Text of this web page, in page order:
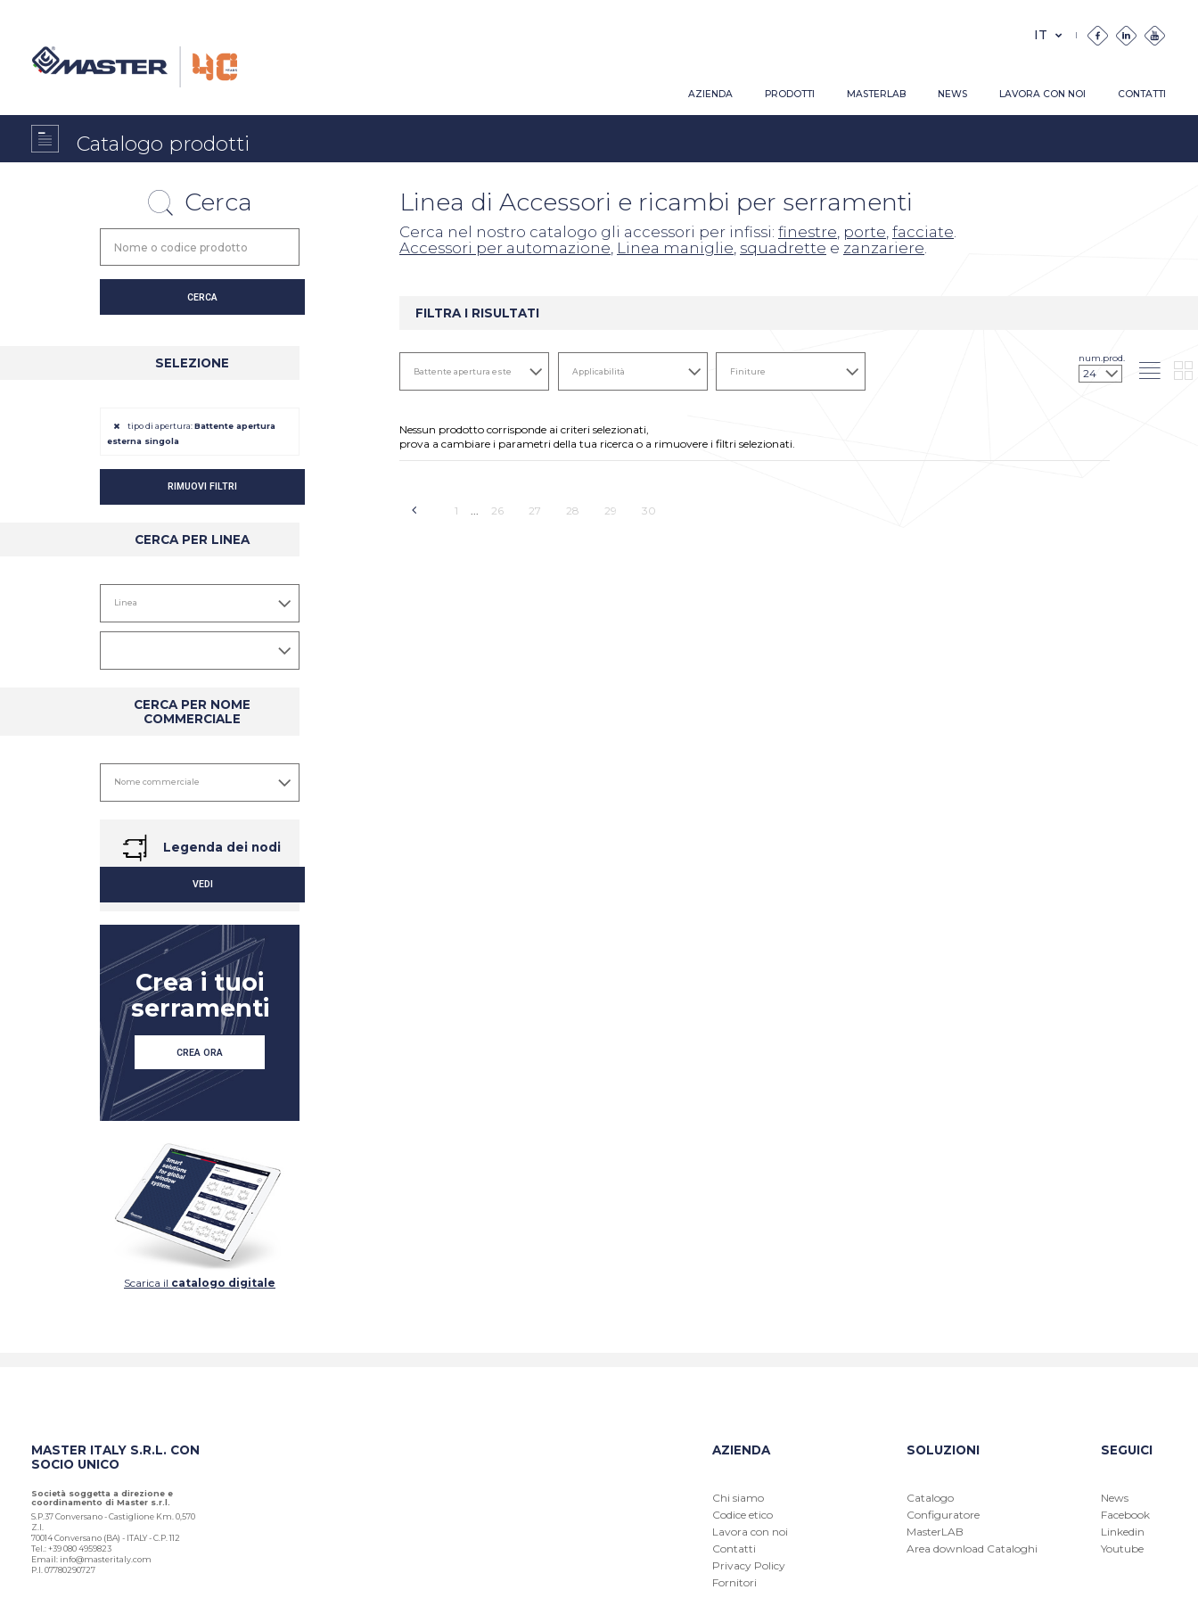
AZIENDA PRODOTTI MASTERLAB NEWS LAVORA CON NOI CONTATTI
Catalogo prodotti
Cerca
SELEZIONE
tipo di apertura:Battente apertura
esterna singola
RIMUOVI FILTRI
CERCA PER LINEA
CERCA PER NOME
COMMERCIALE
Legenda dei nodi
VEDI
Crea i tuoi
serramenti
CREA ORA
Scarica il catalogo digitale
Linea di Accessori e ricambi per serramenti
Cerca nel nostro catalogo gli accessori per infissi: finestre, porte, facciate.
Accessori per automazione, Linea maniglie, squadrette e zanzariere.
FILTRA I RISULTATI
num.prod.
Nessun prodotto corrisponde ai criteri selezionati,
prova a cambiare i parametri della tua ricerca o a rimuovere i filtri selezionati.
1 26 27 28 29 30
MASTER ITALY S.R.L. CON
SOCIO UNICO
Società soggetta a direzione e
coordinamento di Master s.r.l.
S.P.37 Conversano - Castiglione Km. 0,570
Z.I.
70014 Conversano (BA) - ITALY - C.P. 112
Tel.: +39 080 4959823
Email: info@masteritaly.com
P.I. 07780290727
AZIENDA
Chi siamo
Codice etico
Lavora con noi
Contatti
Privacy Policy
Fornitori
SOLUZIONI
Catalogo
Configuratore
MasterLAB
Area download Cataloghi
SEGUICI
News
Facebook
Linkedin
Youtube